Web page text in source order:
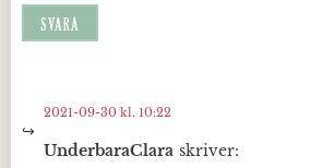
SVARA
UnderbaraClara skriver:
2021-09-30 kl. 10:22